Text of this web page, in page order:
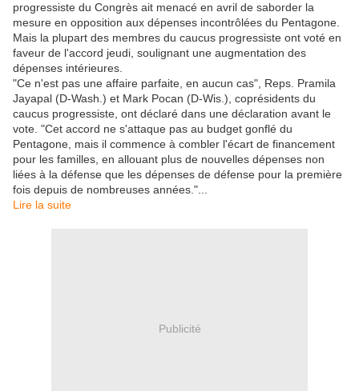
progressiste du Congrès ait menacé en avril de saborder la
mesure en opposition aux dépenses incontrôlées du Pentagone.
Mais la plupart des membres du caucus progressiste ont voté en
faveur de l'accord jeudi, soulignant une augmentation des
dépenses intérieures.
"Ce n'est pas une affaire parfaite, en aucun cas", Reps. Pramila
Jayapal (D-Wash.) et Mark Pocan (D-Wis.), coprésidents du
caucus progressiste, ont déclaré dans une déclaration avant le
vote. "Cet accord ne s'attaque pas au budget gonflé du
Pentagone, mais il commence à combler l'écart de financement
pour les familles, en allouant plus de nouvelles dépenses non
liées à la défense que les dépenses de défense pour la première
fois depuis de nombreuses années."...
Lire la suite
Publicité